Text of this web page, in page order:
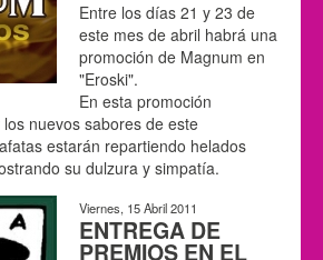
Entre los días 21 y 23 de
este mes de abril habrá una
promoción de Magnum en
"Eroski".
En esta promoción
nuevos sabores de este
estarán repartiendo helados
su dulzura y simpatía.
Viernes, 15 Abril 2011
ENTREGA DE
PREMIOS EN EL